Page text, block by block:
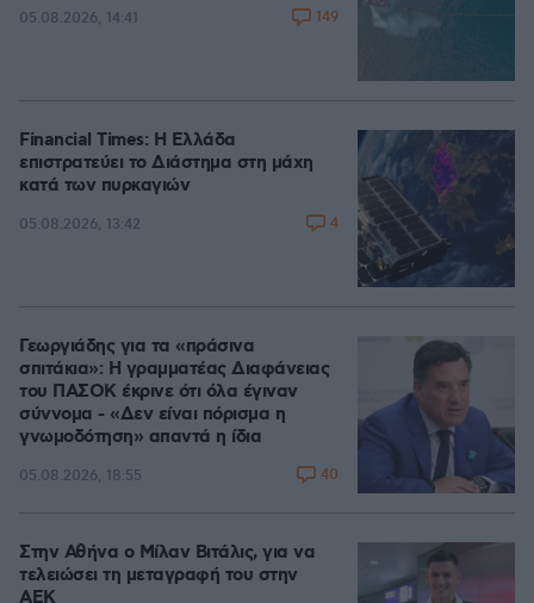
05.08.2026, 14:41 149
Financial Times: Η Ελλάδα
επιστρατεύει το Διάστημα στη μάχη
κατά των πυρκαγιών
05.08.2026, 13:42 4
Γεωργιάδης για τα «πράσινα
σπιτάκια»: Η γραμματέας Διαφάνειας
του ΠΑΣΟΚ έκρινε ότι όλα έγιναν
σύννομα - «Δεν είναι πόρισμα η
γνωμοδότηση» απαντά η ίδια
05.08.2026, 18:55 40
Στην Αθήνα ο Μίλαν Βιτάλις, για να
τελειώσει τη μεταγραφή του στην
ΑΕΚ